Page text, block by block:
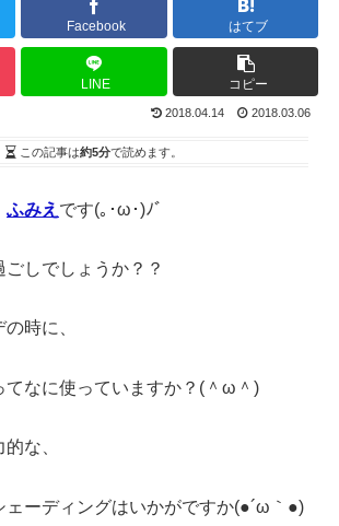
Facebook はてブ
LINE コピー
2018.04.14 2018.03.06
この記事は約5分で読めます。
ふみえ です(｡･ω･)ﾉﾞ
しでしょうか？？
時に、
てなに使っていますか？(＾ω＾)
な、
ェーディングはいかがですか(●´ω｀●)